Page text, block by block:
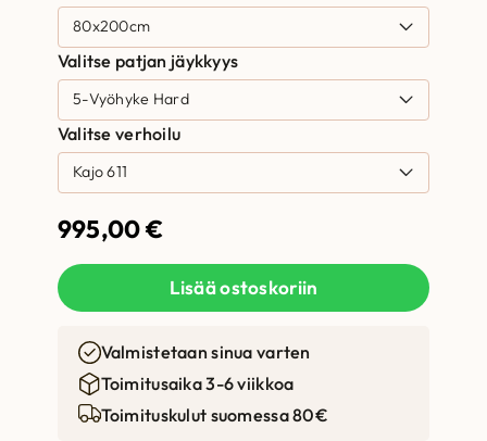
Valitse patjan jäykkyys
Valitse verhoilu
995,00€
Lisää ostoskoriin
Valmistetaan sinua varten
Toimitusaika 3-6 viikkoa
Toimituskulut suomessa 80€